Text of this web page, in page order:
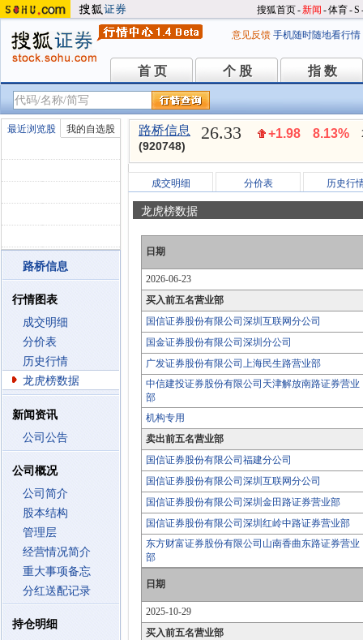
搜狐首页-新闻 -体育-S
意见反馈 手机随时随地看行情
首 页
首 页 个 股
个 股 指 数
指 数
最近浏览股 我的自选股
路桥信息
行情图表
成交明细
分价表
历史行情
龙虎榜数据
新闻资讯
公司公告
公司概况
公司简介
股本结构
管理层
经营情况简介
重大事项备忘
分红送配记录
持仓明细
路桥信息
(920748)
26.33 +1.98 8.13%
成交明细 分价表 历史行
龙虎榜数据
日期
2026-06-23
买入前五名营业部
国信证券股份有限公司深圳互联网分公司
国金证券股份有限公司深圳分公司
广发证券股份有限公司上海民生路营业部
中信建投证券股份有限公司天津解放南路证券营业
部
机构专用
卖出前五名营业部
国信证券股份有限公司福建分公司
国信证券股份有限公司深圳互联网分公司
国信证券股份有限公司深圳金田路证券营业部
国信证券股份有限公司深圳红岭中路证券营业部
东方财富证券股份有限公司山南香曲东路证券营业
部
日期
2025-10-29
买入前五名营业部